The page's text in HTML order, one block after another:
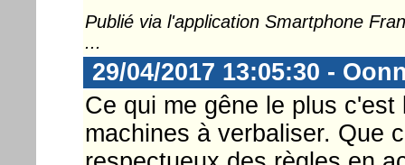
Publié via l'application Smartphone
...
29/04/2017 13:05:30 -
Ce qui me gêne le plus
machines à verbaliser. Que